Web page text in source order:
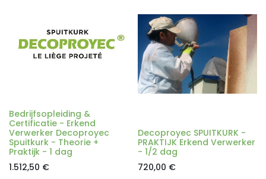
Bedrijfsopleiding &
Certificatie - Erkend
Verwerker Decoproyec
Spuitkurk - Theorie +
Praktijk - 1 dag
1.512,50 €
Decoproyec SPUITKURK -
PRAKTIJK Erkend Verwerker
- 1/2 dag
720,00 €